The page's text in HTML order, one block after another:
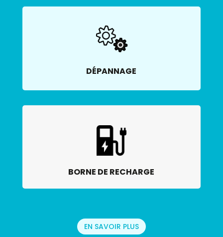
DÉPANNAGE
BORNE DE RECHARGE
EN SAVOIR PLUS